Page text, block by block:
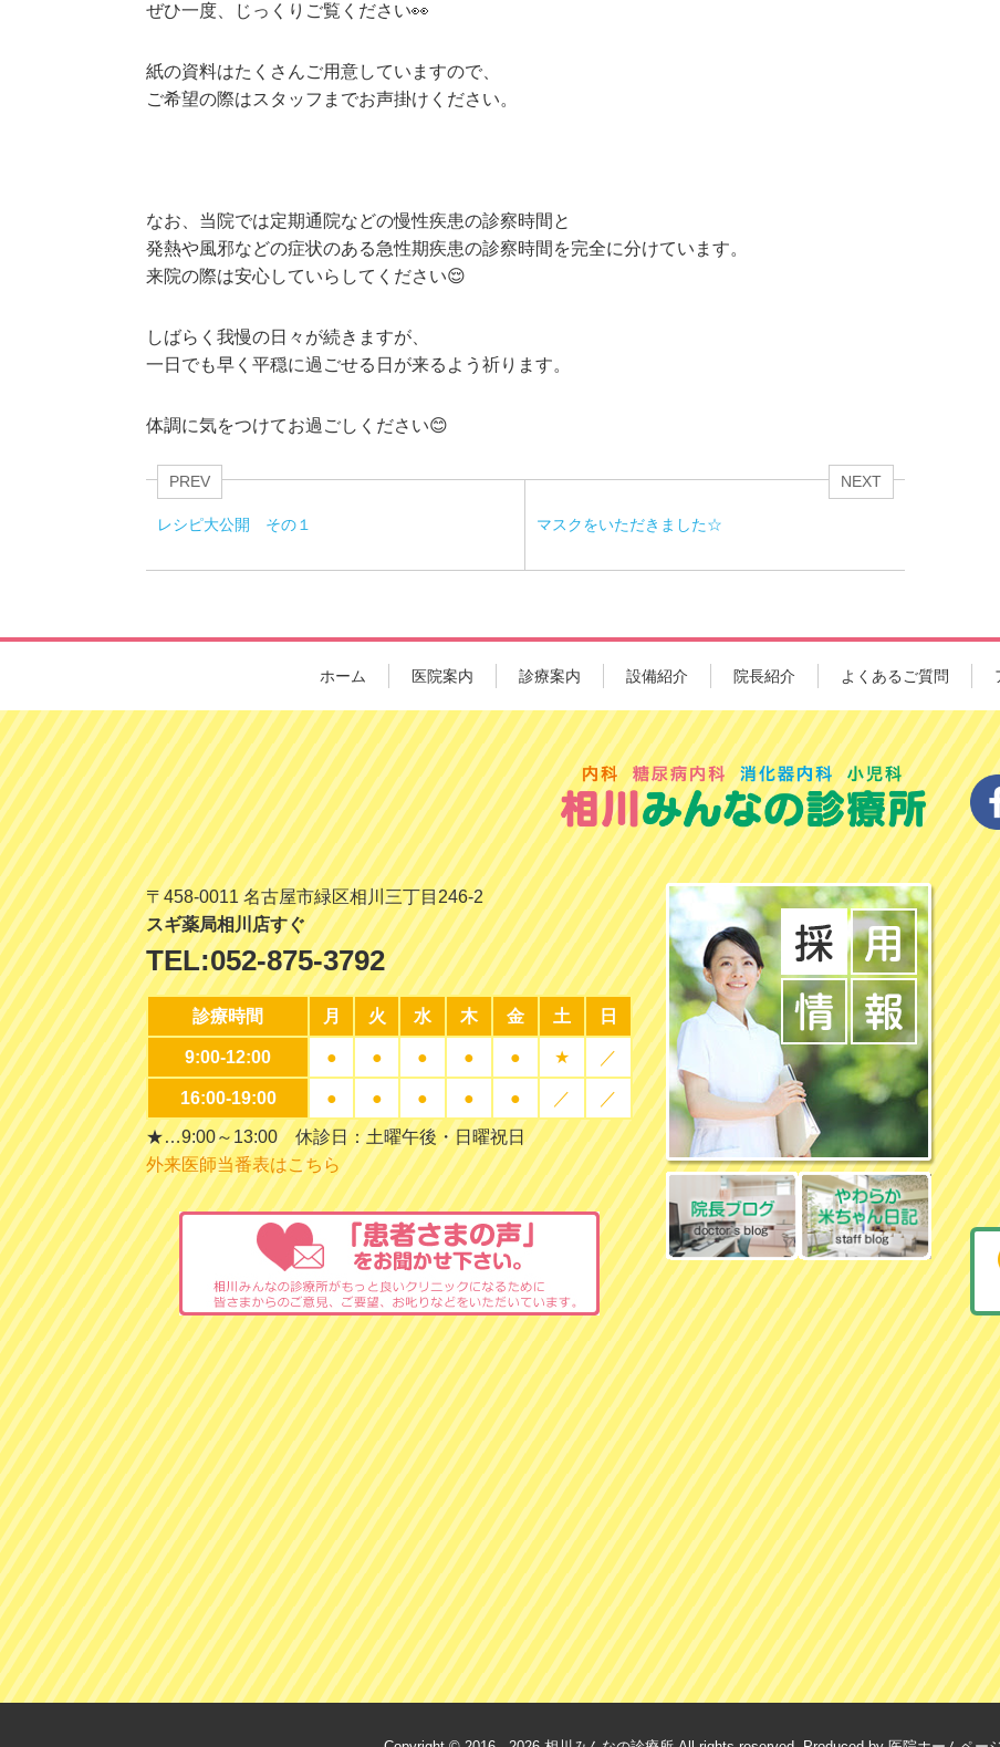
ぜひ一度、じっくりご覧ください👀
紙の資料はたくさんご用意していますので、
ご希望の際はスタッフまでお声掛けください。
なお、当院では定期通院などの慢性疾患の診察時間と
発熱や風邪などの症状のある急性期疾患の診察時間を完全に分けています。
来院の際は安心していらしてください😌
しばらく我慢の日々が続きますが、
一日でも早く平穏に過ごせる日が来るよう祈ります。
体調に気をつけてお過ごしください😊
PREV
レシピ大公開 その１
NEXT
マスクをいただきました☆
ホーム 医院案内 診療案内 設備紹介 院長紹介 よくあるご質問
〒458-0011 名古屋市緑区相川三丁目246-2
スギ薬局相川店すぐ
TEL:052-875-3792
診療時間 月 火 水 木 金 土 日
9:00-12:00 ● ● ● ● ● ★ ／
16:00-19:00 ● ● ● ● ● ／ ／
★…9:00～13:00 休診日：土曜午後・日曜祝日
外来医師当番表はこちら